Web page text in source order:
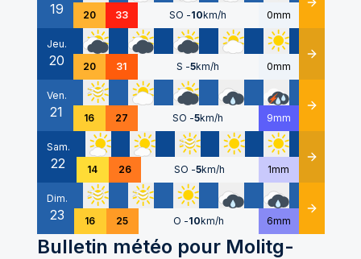
19 20 33 SO -10km/h 0mm Détails
Jeu.
20 20 31 S -5km/h 0mm Détails
Ven.
21 16 27 SO -5km/h 9mm Détails
Sam.
22 14 26 SO -5km/h 1mm Détails
Dim.
23 16 25 O -10km/h 6mm Détails
Bulletin météo pour Molitg-